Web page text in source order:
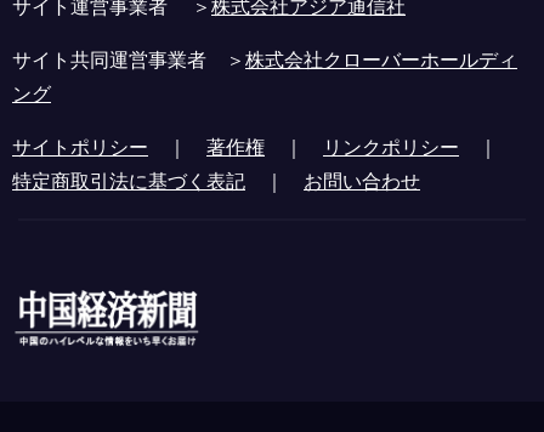
サイト運営事業者 ＞株式会社アジア通信社
サイト共同運営事業者 ＞株式会社クローバーホールディ
ング
サイトポリシー ｜ 著作権 ｜ リンクポリシー ｜
特定商取引法に基づく表記 ｜ お問い合わせ